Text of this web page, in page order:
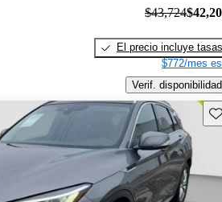
$43,724
El precio incluye tasas
$772/mes
Verif. disponibilidad